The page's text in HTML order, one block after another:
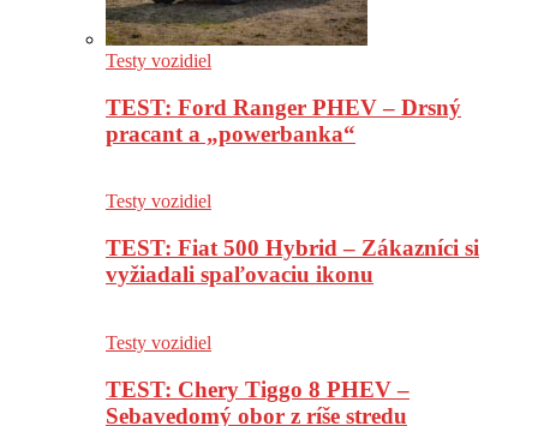
Testy vozidiel
TEST: Ford Ranger PHEV – Drsný
pracant a „powerbanka“
Testy vozidiel
TEST: Fiat 500 Hybrid – Zákazníci si
vyžiadali spaľovaciu ikonu
Testy vozidiel
TEST: Chery Tiggo 8 PHEV –
Sebavedomý obor z ríše stredu